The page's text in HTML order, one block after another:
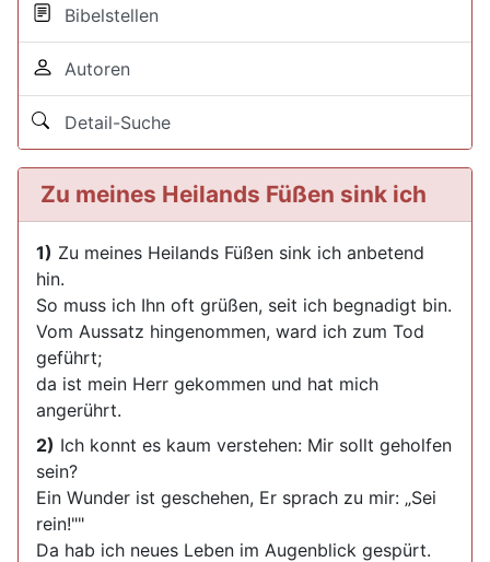
Bibelstellen
Autoren
Detail-Suche
Zu meines Heilands Füßen sink ich
1) Zu meines Heilands Füßen sink ich anbetend
hin.
So muss ich Ihn oft grüßen, seit ich begnadigt bin.
Vom Aussatz hingenommen, ward ich zum Tod
geführt;
da ist mein Herr gekommen und hat mich
angerührt.
2) Ich konnt es kaum verstehen: Mir sollt geholfen
sein?
Ein Wunder ist geschehen, Er sprach zu mir: „Sei
rein!""
Da hab ich neues Leben im Augenblick gespürt.